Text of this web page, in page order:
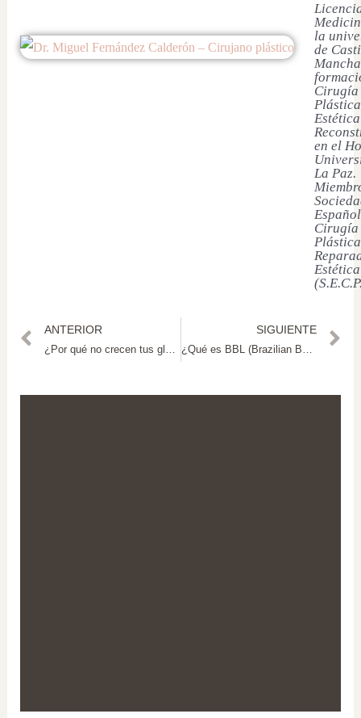
la
de
Cirugía
en el
La Paz.
Cirugía
Estética
ANTERIOR
¿Por qué no crecen tus glúteos con el ejercicio?
SIGUIENTE
¿Qué es BBL (Brazilian Butt Lift)?